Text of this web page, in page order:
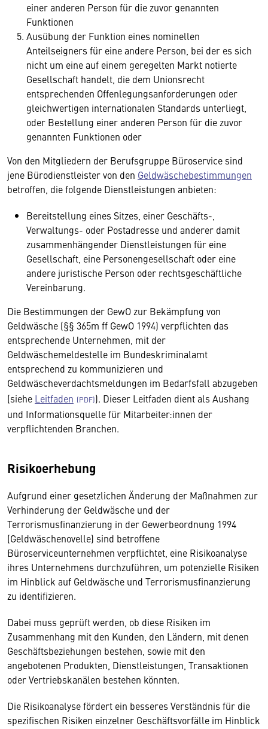
einer anderen Person für die zuvor genannten
Funktionen
Ausübung der Funktion eines nominellen
Anteilseigners für eine andere Person, bei der es sich
nicht um eine auf einem geregelten Markt notierte
Gesellschaft handelt, die dem Unionsrecht
entsprechenden Offenlegungsanforderungen oder
gleichwertigen internationalen Standards unterliegt,
oder Bestellung einer anderen Person für die zuvor
genannten Funktionen oder
Von den Mitgliedern der Berufsgruppe Büroservice sind
jene Bürodienstleister von den Geldwäschebestimmungen
betroffen, die folgende Dienstleistungen anbieten:
Bereitstellung eines Sitzes, einer Geschäfts-,
Verwaltungs- oder Postadresse und anderer damit
zusammenhängender Dienstleistungen für eine
Gesellschaft, eine Personengesellschaft oder eine
andere juristische Person oder rechtsgeschäftliche
Vereinbarung.
Die Bestimmungen der GewO zur Bekämpfung von
Geldwäsche (§§ 365m ff GewO 1994) verpflichten das
entsprechende Unternehmen, mit der
Geldwäschemeldestelle im Bundeskriminalamt
entsprechend zu kommunizieren und
Geldwäscheverdachtsmeldungen im Bedarfsfall abzugeben
(siehe Leitfaden
). Dieser Leitfaden dient als Aushang
und Informationsquelle für Mitarbeiter:innen der
verpflichtenden Branchen.
Risikoerhebung
Aufgrund einer gesetzlichen Änderung der Maßnahmen zur
Verhinderung der Geldwäsche und der
Terrorismusfinanzierung in der Gewerbeordnung 1994
(Geldwäschenovelle) sind betroffene
Büroserviceunternehmen verpflichtet, eine Risikoanalyse
ihres Unternehmens durchzuführen, um potenzielle Risiken
im Hinblick auf Geldwäsche und Terrorismusfinanzierung
zu identifizieren.
Dabei muss geprüft werden, ob diese Risiken im
Zusammenhang mit den Kunden, den Ländern, mit denen
Geschäftsbeziehungen bestehen, sowie mit den
angebotenen Produkten, Dienstleistungen, Transaktionen
oder Vertriebskanälen bestehen könnten.
Die Risikoanalyse fördert ein besseres Verständnis für die
spezifischen Risiken einzelner Geschäftsvorfälle im Hinblick